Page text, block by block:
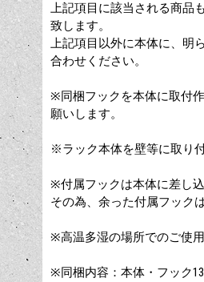
上記項目に該当される商品
致します。
上記項目以外に本体に、明
合わせください。
※同梱フックを本体に取付
願いします。
※ラック本体を壁等に取り
※付属フックは本体に差し
その為、余った付属フック
※高温多湿の場所でのご使
※同梱内容：本体・フック13